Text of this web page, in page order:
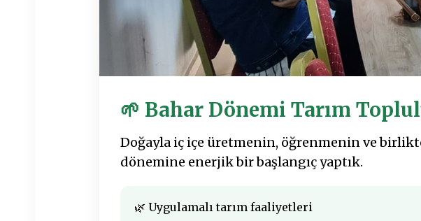
🌱 Bahar Dönemi Tarım
Doğayla iç içe üretmenin, öğrenmenin ve
dönemine enerjik bir başlangıç yaptık.
🌿 Uygulamalı tarım faaliyetleri